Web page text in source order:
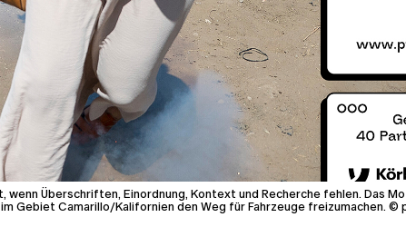
Überschriften, Einordnung, Kontext und Recherche fehlen. Das
Gebiet Camarillo/Kalifornien den Weg für Fahrzeuge freizumachen. ©